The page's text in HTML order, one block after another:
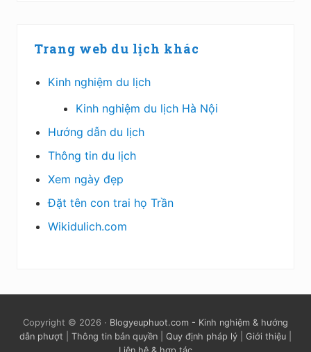
Trang web du lịch khác
Kinh nghiệm du lịch
Kinh nghiệm du lịch Hà Nội
Hướng dẫn du lịch
Thông tin du lịch
Xem ngày đẹp
Đặt tên con trai họ Trần
Wikidulich.com
Copyright © 2026 · Blogyeuphuot.com - Kinh nghiệm & hướng
dẫn phượt
Thông tin bản quyền Quy định pháp lý Giới thiệu